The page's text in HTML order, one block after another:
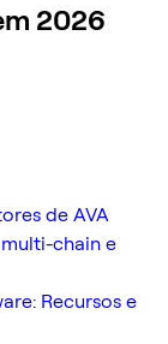
2026
de AVA
chain e
Recursos e